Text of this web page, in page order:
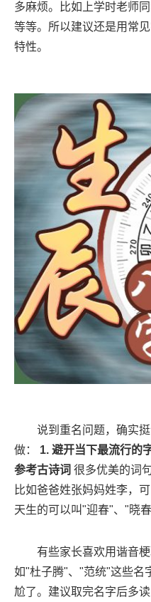
多麻烦。比如上学时老师
等等。所以建议还是用常
特性。
说到重名问题，确实
做： 1. 避开当下最流行的
参考古诗词 很多优美的词
比如爸爸姓张妈妈姓李，
天生的可以叫"迎春"、"晓
有些家长喜欢用谐音
如"杜子腾"、"范统"这些名
尬了。建议取完名字后多